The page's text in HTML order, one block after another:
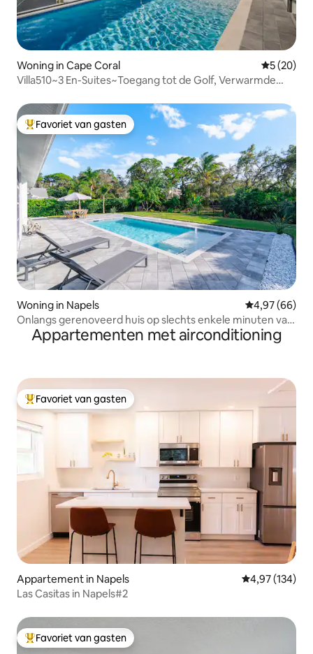
Woning in Cape Coral
5 (20)
Villa510~3 En-Suites~Toegang tot de Golf, Verwarmde
Topfavoriet van gasten
Favoriet van gasten
Woning in Napels Gemiddelde
4,97 (66)
Onlangs gerenoveerd huis op slechts enkele minuten van
het strand!
Appartementen met airconditioning
Topfavoriet van gasten
Favoriet van gasten
Appartement in Napels Gemiddelde
4,97 (134)
Las Casitas in Napels#2
Topfavoriet van gasten
Favoriet van gasten